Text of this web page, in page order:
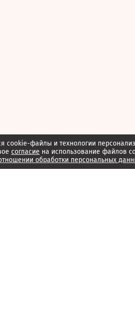
cookie-файлы и технологии
согласие на использование файлов
обработки персональных